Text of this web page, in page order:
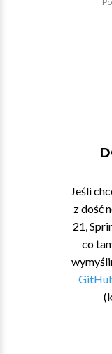
Jeśli
z dość
21,
co